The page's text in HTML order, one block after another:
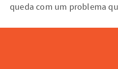
queda com um problema